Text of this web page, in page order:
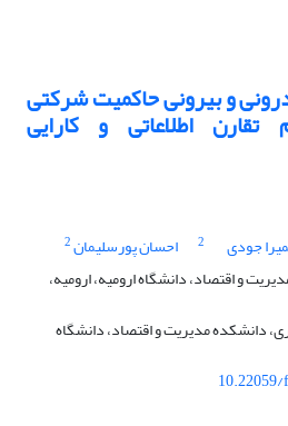
و بیرونی حاکمیت شرکتی
اطلاعاتی و کارایی
جودی 2 احسان پورسلیمان2
و اقتصاد، دانشگاه ارومیه، ارومیه،
دانشکده مدیریت و اقتصاد، دانشگاه